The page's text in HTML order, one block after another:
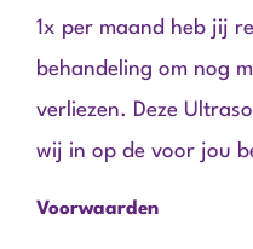
1x per maand heb jij
behandeling om nog
verliezen. Deze
wij in op de voor jou
Voorwaarden